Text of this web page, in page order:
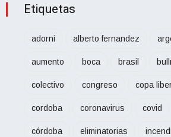
Etiquetas
adorni alberto fernandez
aumento boca brasil
colectivo congreso copa
cordoba coronavirus covid
córdoba eliminatorias